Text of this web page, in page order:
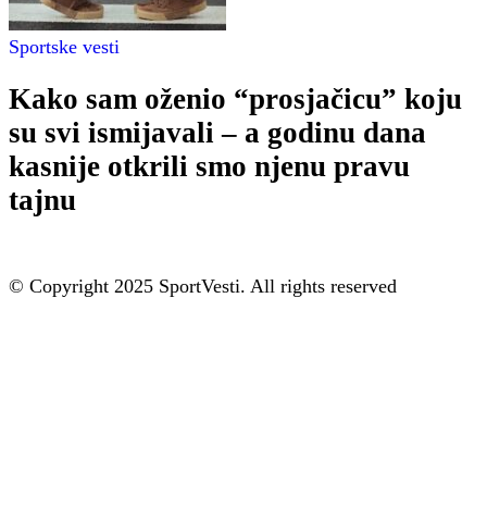
Sportske vesti
Kako sam oženio “prosjačicu” koju
su svi ismijavali – a godinu dana
kasnije otkrili smo njenu pravu
tajnu
© Copyright 2025 SportVesti. All rights reserved